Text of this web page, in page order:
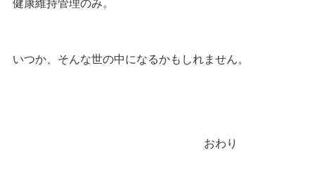
いつか、そんな世の中になるかもしれません。
おわり